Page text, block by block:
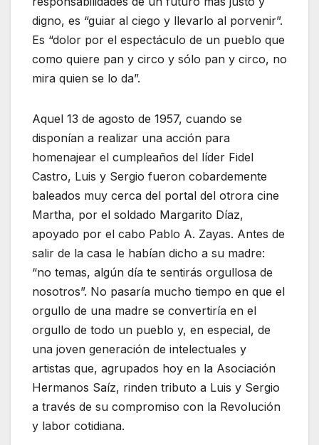
digno, es “guiar al ciego y llevarlo al porvenir”.
Es “dolor por el espectáculo de un pueblo que
como quiere pan y circo y sólo pan y circo, no
mira quien se lo da”.
Aquel 13 de agosto de 1957, cuando se
disponían a realizar una acción para
homenajear el cumpleaños del líder Fidel
Castro, Luis y Sergio fueron cobardemente
baleados muy cerca del portal del otrora cine
Martha, por el soldado Margarito Díaz,
apoyado por el cabo Pablo A. Zayas. Antes de
salir de la casa le habían dicho a su madre:
“no temas, algún día te sentirás orgullosa de
nosotros”. No pasaría mucho tiempo en que el
orgullo de una madre se convertiría en el
orgullo de todo un pueblo y, en especial, de
una joven generación de intelectuales y
artistas que, agrupados hoy en la Asociación
Hermanos Saíz, rinden tributo a Luis y Sergio
a través de su compromiso con la Revolución
y labor cotidiana.